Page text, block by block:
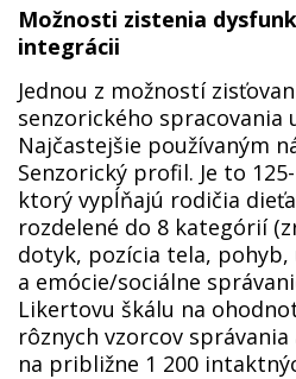
Možnosti zistenia
integrácii
Jednou z možností
senzorického spracovania
Najčastejšie používaným
Senzorický profil. Je to
ktorý vypĺňajú rodičia
rozdelené do 8 kategórií
dotyk, pozícia tela,
a emócie/sociálne
Likertovu škálu na
rôznych vzorcov
na približne 1 200